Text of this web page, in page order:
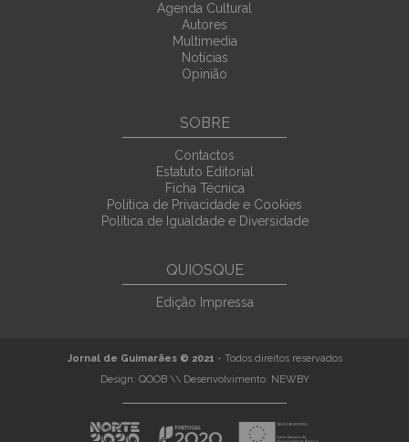
Agenda Cultural
Autores
Multimedia
Noticias
Opinião
SOBRE
Contactos
Estatuto Editorial
Ficha Técnica
Política de Privacidade e Cookies
Política de Igualdade e Diversidade
QUIOSQUE
Edição Impressa
Jornal de Guimarães © 2021 - Todos direitos reservados
Design: QOOB\\ Desenvolvimento: NEWBY